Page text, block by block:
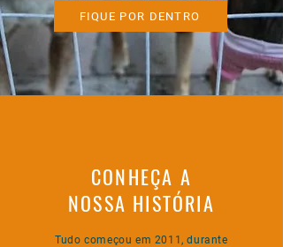
FIQUE POR DENTRO
CONHEÇA A
NOSSA HISTÓRIA
Tudo começou em 2011, durante